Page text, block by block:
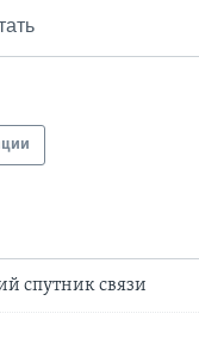
спутник связи